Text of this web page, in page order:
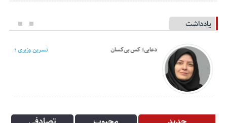
یادداشت
دعایی؛ کس بی‌کسان نسرین وزیری ؛